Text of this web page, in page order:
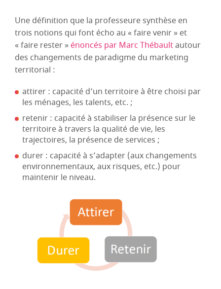
Une définition que la professeure synthèse en
trois notions qui font écho au « faire venir » et
« faire rester » énoncés par Marc Thébaultautour
des changements de paradigme du marketing
territorial :
attirer : capacité d’un territoire à être choisi par
les ménages, les talents, etc. ;
retenir : capacité à stabiliser la présence sur le
territoire à travers la qualité de vie, les
trajectoires, la présence de services ;
durer : capacité à s’adapter (aux changements
environnementaux, aux risques, etc.) pour
maintenir le niveau.